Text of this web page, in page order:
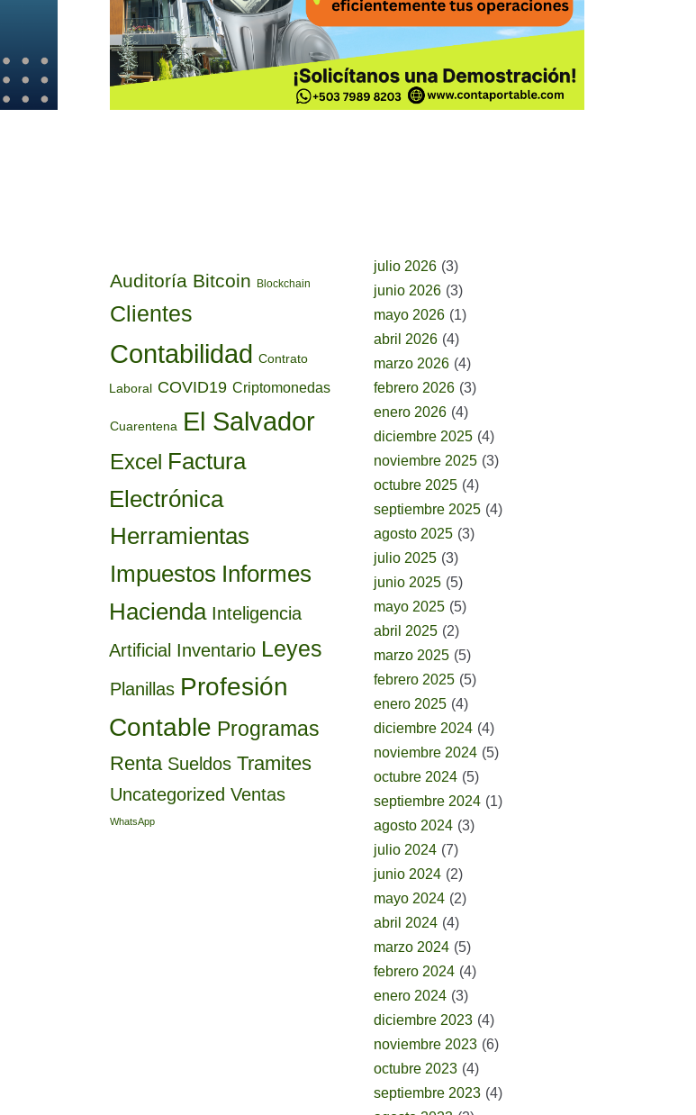
Auditoría Bitcoin Blockchain
Clientes
Contabilidad Contrato
Laboral COVID19 Criptomonedas
Cuarentena El Salvador
Excel Factura
Electrónica
Herramientas
Impuestos Informes
Hacienda Inteligencia
Artificial Inventario Leyes
Planillas Profesión
Contable Programas
Renta Sueldos Tramites
Uncategorized Ventas
WhatsApp
julio 2026 (3)
junio 2026 (3)
mayo 2026 (1)
abril 2026 (4)
marzo 2026 (4)
febrero 2026 (3)
enero 2026 (4)
diciembre 2025 (4)
noviembre 2025 (3)
octubre 2025 (4)
septiembre 2025 (4)
agosto 2025 (3)
julio 2025 (3)
junio 2025 (5)
mayo 2025 (5)
abril 2025 (2)
marzo 2025 (5)
febrero 2025 (5)
enero 2025 (4)
diciembre 2024 (4)
noviembre 2024 (5)
octubre 2024 (5)
septiembre 2024 (1)
agosto 2024 (3)
julio 2024 (7)
junio 2024 (2)
mayo 2024 (2)
abril 2024 (4)
marzo 2024 (5)
febrero 2024 (4)
enero 2024 (3)
diciembre 2023 (4)
noviembre 2023 (6)
octubre 2023 (4)
septiembre 2023 (4)